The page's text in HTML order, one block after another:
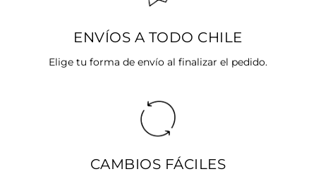
ENVÍOS A TODO CHILE
Elige tu forma de envío al finalizar el pedido.
CAMBIOS FÁCILES